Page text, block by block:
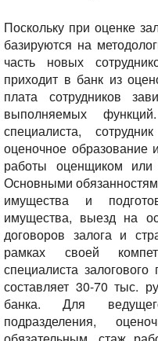
Поскольку при оценке
базируются на
часть новых
приходит в банк из
плата сотрудников
выполняемых функций.
специалиста,
оценочное
работы оценщиком или
Основными
имущества и
имущества, выезд на
договоров залога и
рамках своей
специалиста
составляет 30-70 тыс.
банка. Для ведущего
подразделения,